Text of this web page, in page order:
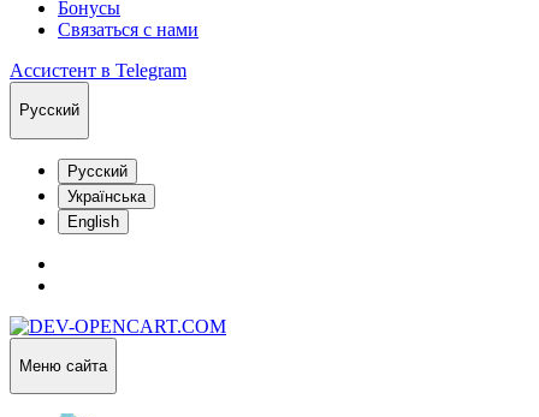
Бонусы
Связаться с нами
Ассистент в Telegram
Русский
Русский
Українська
English
Меню сайта